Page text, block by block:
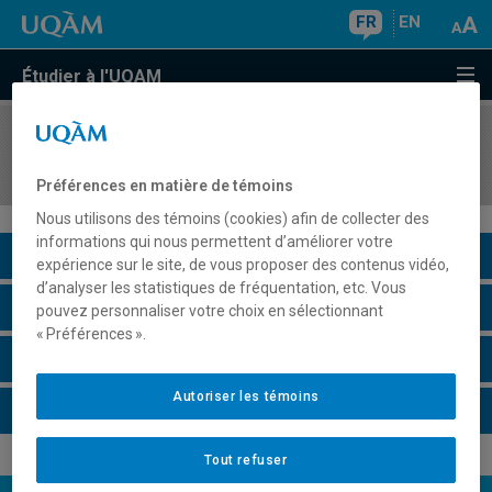
FR EN
Étudier à l'UQAM
COURS//
Description du cours
Horaire - Été 2026
Préférences en matière de témoins
Nous utilisons des témoins (cookies) afin de collecter des
informations qui nous permettent d’améliorer votre
expérience sur le site, de vous proposer des contenus vidéo,
d’analyser les statistiques de fréquentation, etc. Vous
pouvez personnaliser votre choix en sélectionnant
« Préférences ».
Tout refuser
Autoriser les témoins